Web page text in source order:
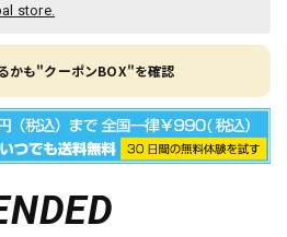
store.
かも"クーポンBOX"を確認